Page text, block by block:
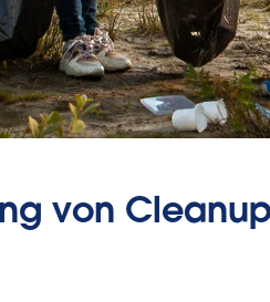
von